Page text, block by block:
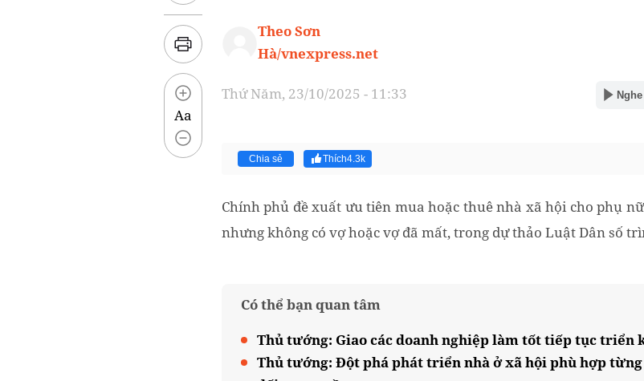
Aa
Theo Sơn
Hà/vnexpress.net
Thứ Năm, 23/10/2025 - 11:33
Chia sẻ Thích4.3k
Chính phủ đề xuất ưu tiên mua hoặc thuê nhà xã hội cho phụ
nhưng không có vợ hoặc vợ đã mất, trong dự thảo Luật Dân số
Có thể bạn quan tâm
Thủ tướng: Giao các doanh nghiệp làm tốt tiếp tục triển
Thủ tướng: Đột phá phát triển nhà ở xã hội phù hợp